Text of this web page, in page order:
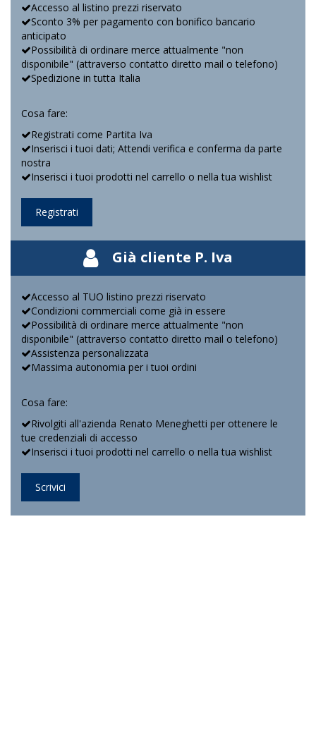
Accesso al listino prezzi riservato
Sconto 3% per pagamento con bonifico bancario
anticipato
Possibilità di ordinare merce attualmente "non
disponibile" (attraverso contatto diretto mail o telefono)
Spedizione in tutta Italia
Cosa fare:
Registrati come Partita Iva
Inserisci i tuoi dati; Attendi verifica e conferma da parte
nostra
Inserisci i tuoi prodotti nel carrello o nella tua wishlist
Registrati
Già cliente P. Iva
Accesso al TUO listino prezzi riservato
Condizioni commerciali come già in essere
Possibilità di ordinare merce attualmente "non
disponibile" (attraverso contatto diretto mail o telefono)
Assistenza personalizzata
Massima autonomia per i tuoi ordini
Cosa fare:
Rivolgiti all'azienda Renato Meneghetti per ottenere le
tue credenziali di accesso
Inserisci i tuoi prodotti nel carrello o nella tua wishlist
Scrivici